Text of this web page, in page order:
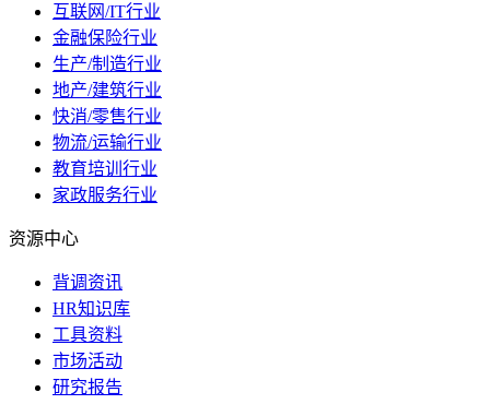
互联网/IT行业
金融保险行业
生产/制造行业
地产/建筑行业
快消/零售行业
物流/运输行业
教育培训行业
家政服务行业
资源中心
背调资讯
HR知识库
工具资料
市场活动
研究报告